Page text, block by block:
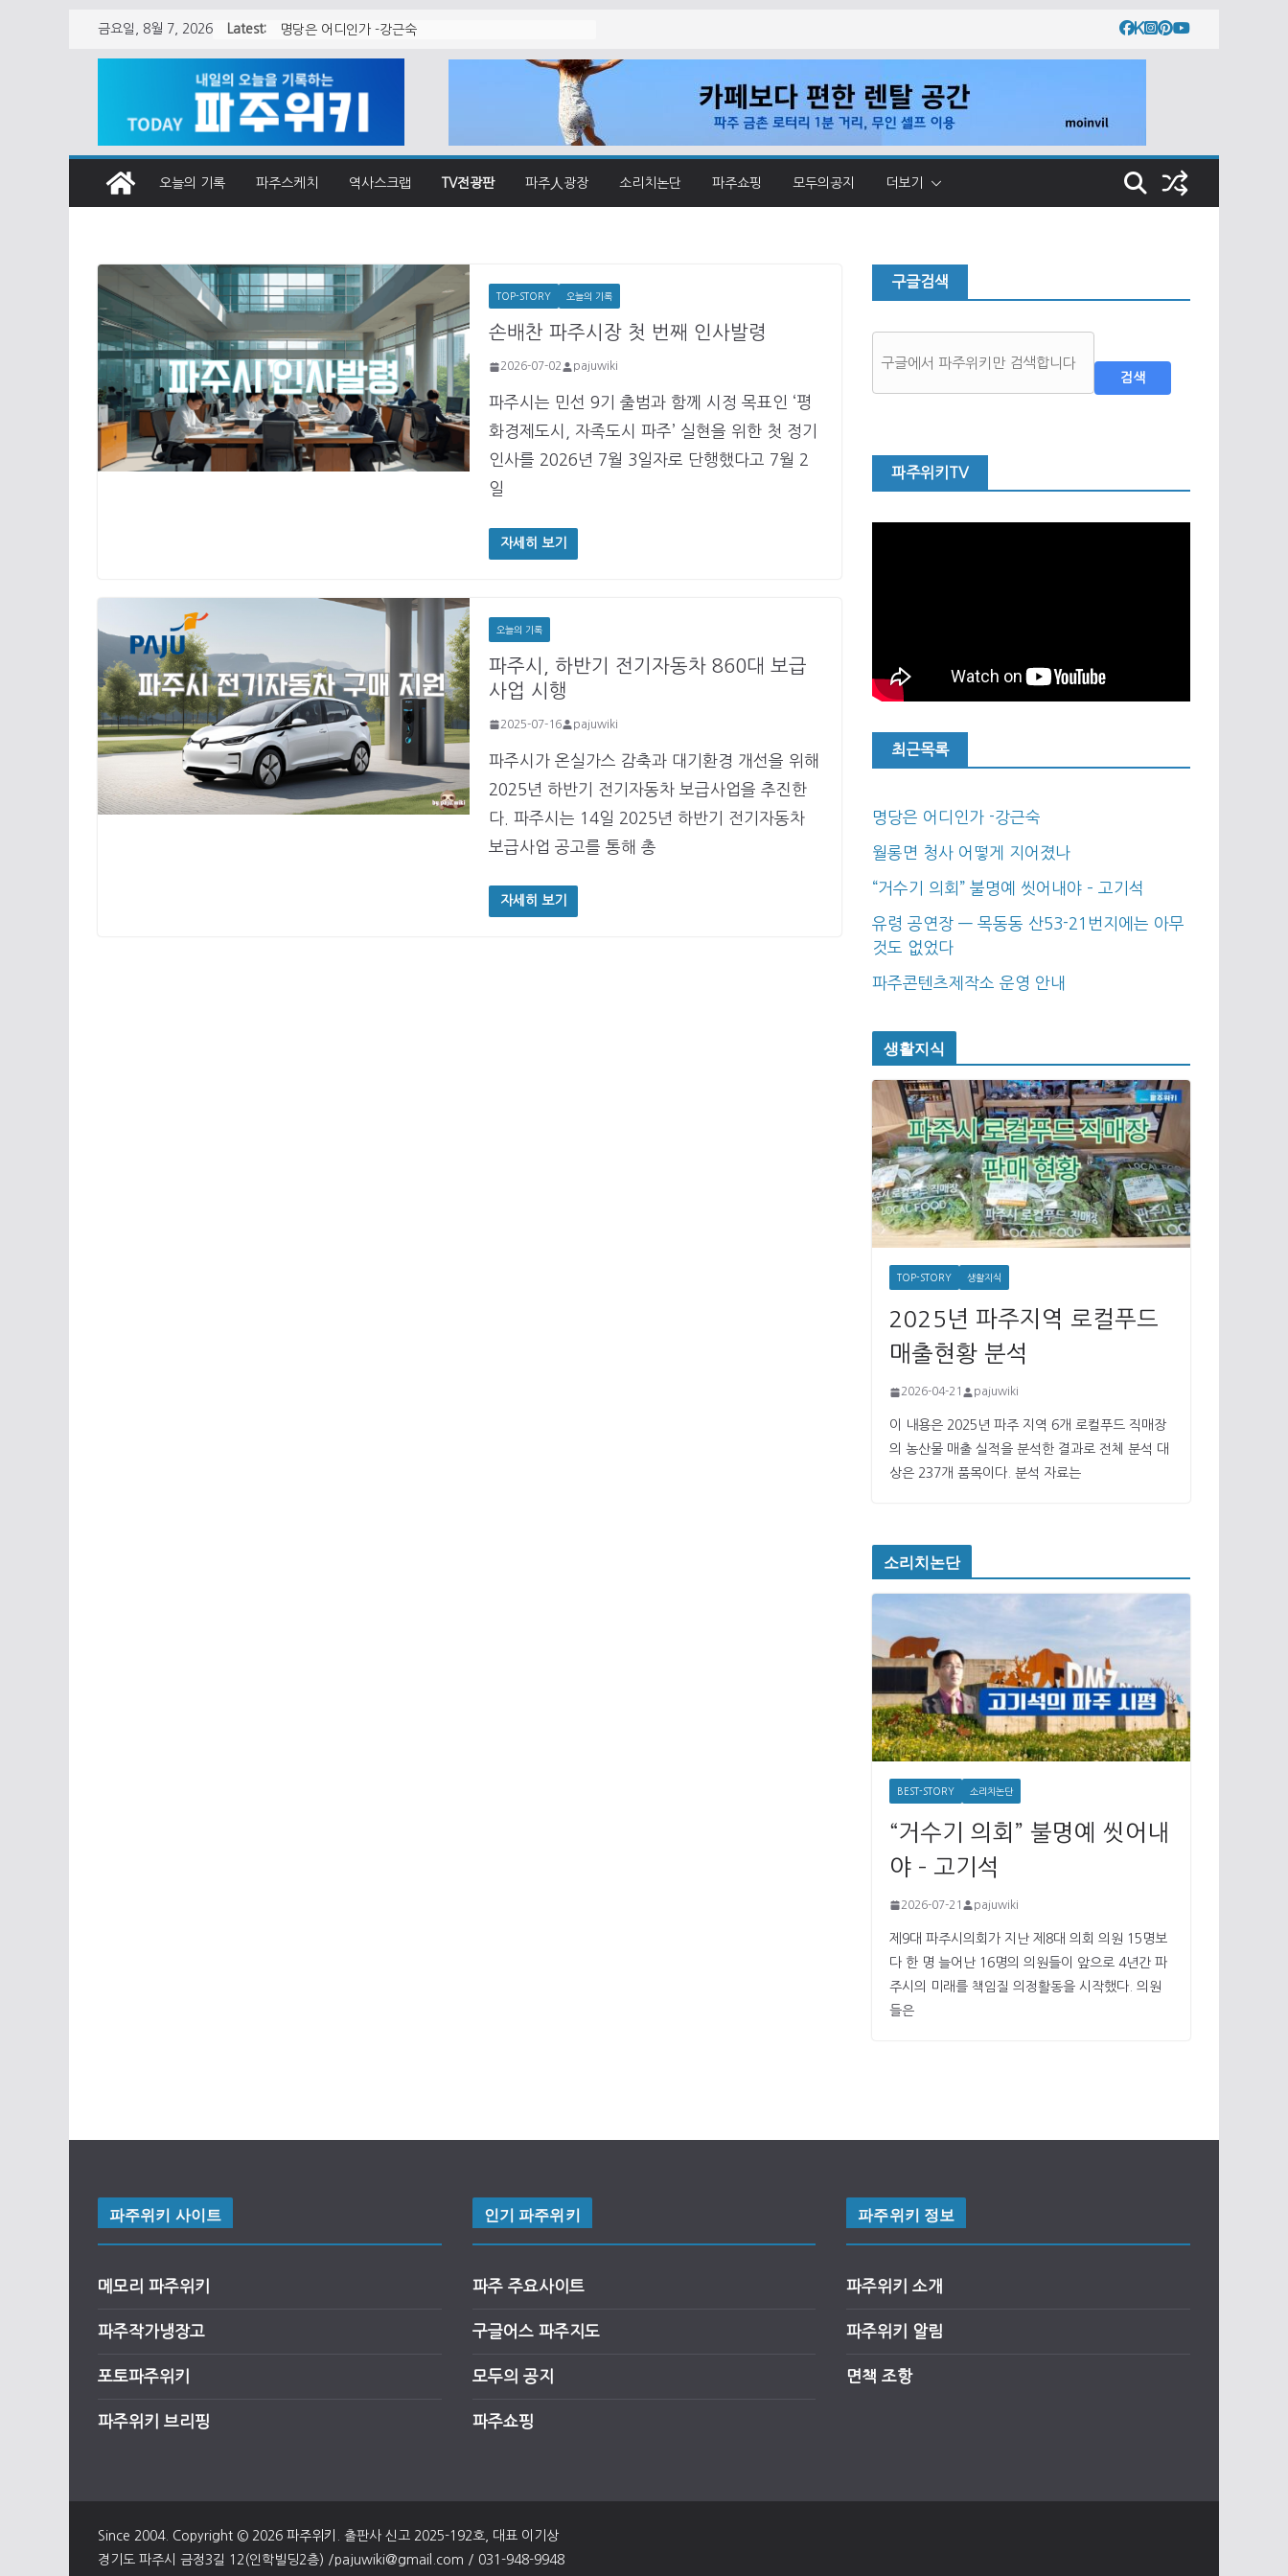
금요일, 8월 7, 2026 Latest: 월롱면 청사 어떻게 지어졌나
오늘의 기록 파주스케치 역사스크랩 TV전광판 파주人광장 소리치논단 파주쇼핑 모두의공지 더보기
TOP-STORY 오늘의 기록
손배찬 파주시장 첫 번째 인사발령
2026-07-02 pajuwiki
파주시는 민선 9기 출범과 함께 시정 목표인 ‘평
화경제도시, 자족도시 파주’ 실현을 위한 첫 정기
인사를 2026년 7월 3일자로 단행했다고 7월 2
일
자세히 보기
오늘의 기록
파주시, 하반기 전기자동차 860대 보급
사업 시행
2025-07-16 pajuwiki
파주시가 온실가스 감축과 대기환경 개선을 위해
2025년 하반기 전기자동차 보급사업을 추진한
다. 파주시는 14일 2025년 하반기 전기자동차
보급사업 공고를 통해 총
자세히 보기
구글검색
검색
파주위키TV
최근목록
명당은 어디인가 -강근숙
월롱면 청사 어떻게 지어졌나
“거수기 의회” 불명예 씻어내야 – 고기석
유령 공연장 — 목동동 산53-21번지에는 아무
것도 없었다
파주콘텐츠제작소 운영 안내
생활지식
TOP-STORY 생활지식
2025년 파주지역 로컬푸드
매출현황 분석
2026-04-21 pajuwiki
이 내용은 2025년 파주 지역 6개 로컬푸드 직매장
의 농산물 매출 실적을 분석한 결과로 전체 분석 대
상은 237개 품목이다. 분석 자료는
소리치논단
BEST-STORY 소리치논단
“거수기 의회” 불명예 씻어내
야 – 고기석
2026-07-21 pajuwiki
제9대 파주시의회가 지난 제8대 의회 의원 15명보
다 한 명 늘어난 16명의 의원들이 앞으로 4년간 파
주시의 미래를 책임질 의정활동을 시작했다. 의원
들은
파주위키 사이트
메모리 파주위키
파주작가냉장고
포토파주위키
파주위키 브리핑
인기 파주위키
파주 주요사이트
구글어스 파주지도
모두의 공지
파주쇼핑
파주위키 정보
파주위키 소개
파주위키 알림
면책 조항
Since 2004. Copyright © 2026 파주위키
. 출판사 신고 2025-192호, 대표 이기상
경기도 파주시 금정3길 12(인학빌딩2층) /pajuwiki@gmail.com / 031-948-9948